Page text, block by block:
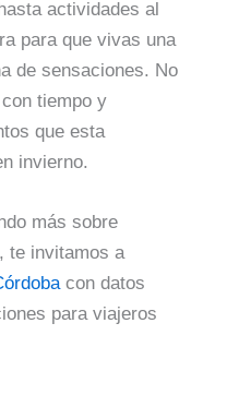
actividades al
para que vivas una
de sensaciones. No
tiempo y
que esta
invierno.
más sobre
te invitamos a
con datos
para viajeros